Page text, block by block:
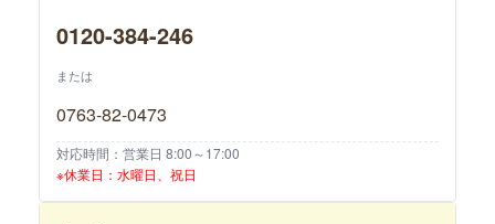
0120-384-246
または
0763-82-0473
対応時間：営業日 8:00～17:00
※休業日：水曜日、祝日